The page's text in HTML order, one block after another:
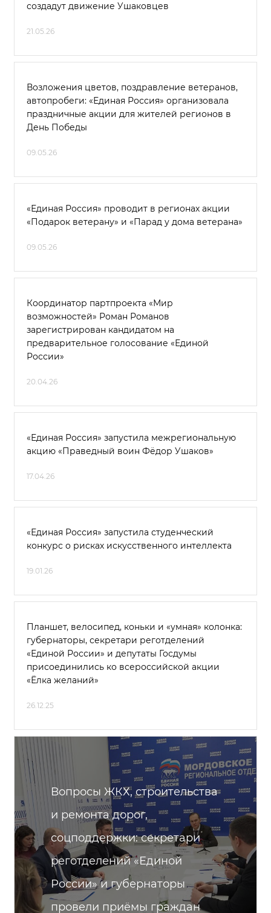
создадут движение Ушаковцев
21.05.26
Возложения цветов, поздравление ветеранов,
автопробеги: «Единая Россия» организовала
праздничные акции для жителей регионов в
День Победы
09.05.26
«Единая Россия» проводит в регионах акции
«Подарок ветерану» и «Парад у дома ветерана»
09.05.26
Координатор партпроекта «Мир
возможностей» Роман Романов
зарегистрирован кандидатом на
предварительное голосование «Единой
России»
20.04.26
«Единая Россия» запустила межрегиональную
акцию «Праведный воин Фёдор Ушаков»
17.04.26
«Единая Россия» запустила студенческий
конкурс о рисках искусственного интеллекта
19.01.26
Планшет, велосипед, коньки и «умная» колонка:
губернаторы, секретари реготделений
«Единой России» и депутаты Госдумы
присоединились ко всероссийской акции
«Ёлка желаний»
26.12.25
Вопросы ЖКХ, строительства
и ремонта дорог,
соцподдержки: секретари
реготделений «Единой
России» и губернаторы
провели приёмы граждан